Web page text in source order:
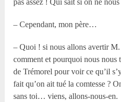
pas assez ! Qui sait si on ne
– Cependant, mon père…
– Quoi ! si nous allons avertir
comment et pourquoi nous nous
de Trémorel pour voir ce qu’il
fait qu’on ait tué la comtesse ?
sans toi… viens, allons-nous-en.